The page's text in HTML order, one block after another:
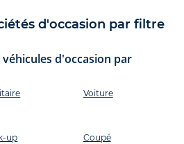
d'occasion par filtre
d'occasion par
Voiture
up Coupé